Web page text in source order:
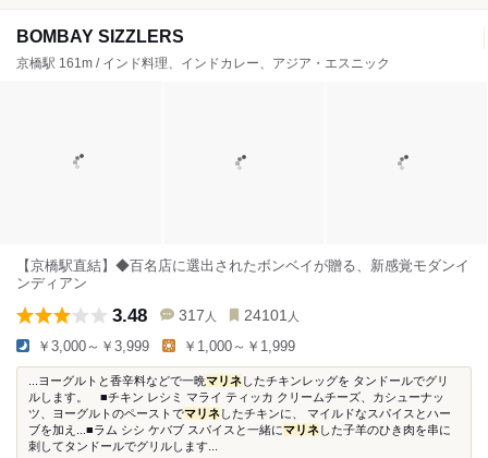
BOMBAY SIZZLERS
京橋駅 161m / インド料理、インドカレー、アジア・エスニック
【京橋駅直結】◆百名店に選出されたボンベイが贈る、新感覚モダンイ
ンディアン
3.48 317 人 24101 人
￥3,000～￥3,999 ￥1,000～￥1,999
...ヨーグルトと香辛料などで一晩マリネしたチキンレッグを タンドールでグリ
ルします。 ■チキン レシミ マライ ティッカ クリームチーズ、カシューナッ
ツ、ヨーグルトのペーストでマリネしたチキンに、 マイルドなスパイスとハー
ブを加え...■ラム シシ ケバブ スパイスと一緒にマリネした子羊のひき肉を串に
刺してタンドールでグリルします...